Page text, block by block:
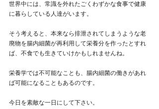
世界中には、常識を外れたごくわずかな食事で健康
に暮らしている人達がいます。
そう考えると、本来なら排泄されてしまうような老
廃物を腸内細菌が再利用して栄養分を作ったとすれ
ば、不食でも生きていけかもしれませんね。
栄養学では不可能なことも、腸内細菌の働きがあれ
ば可能になることもあるのです。
今日を素敵な一日にして下さい。